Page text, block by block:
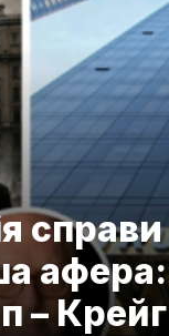
афера:
–